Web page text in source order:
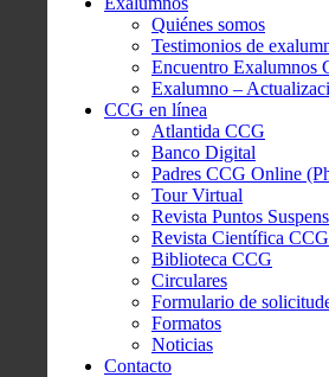
Quiénes somos
Testimonios de
Encuentro Exalumnos
Exalumno –
CCG en línea
Atlantida CCG
Banco Digital
Padres CCG Online
Tour Virtual
Revista Puntos
Revista Científica CCG
Biblioteca CCG
Circulares
Formulario de
Formatos
Noticias
Contacto